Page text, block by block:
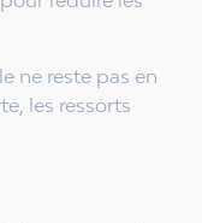
ne reste pas en
les ressorts